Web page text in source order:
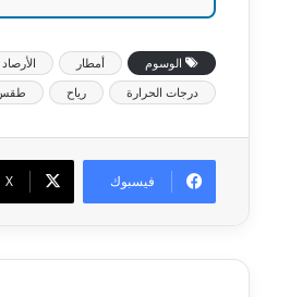
الوسوم أمطار
درجات الحرارة
رياح طقس
فيسبوك ‫X